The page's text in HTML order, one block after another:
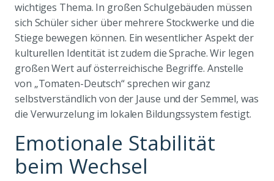
wichtiges Thema. In großen Schulgebäuden müssen
sich Schüler sicher über mehrere Stockwerke und die
Stiege bewegen können. Ein wesentlicher Aspekt der
kulturellen Identität ist zudem die Sprache. Wir legen
großen Wert auf österreichische Begriffe. Anstelle
von „Tomaten-Deutsch“ sprechen wir ganz
selbstverständlich von der Jause und der Semmel, was
die Verwurzelung im lokalen Bildungssystem festigt.
Emotionale Stabilität
beim Wechsel